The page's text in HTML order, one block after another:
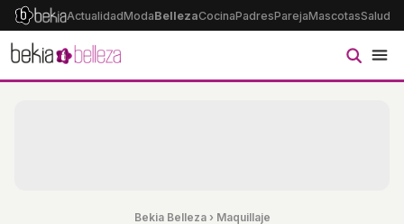
ActualidadModaBellezaCocinaPadresParejaMascotasSalud
Bekia Belleza› Maquillaje